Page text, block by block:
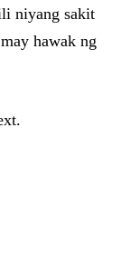
niyang sakit
hawak ng